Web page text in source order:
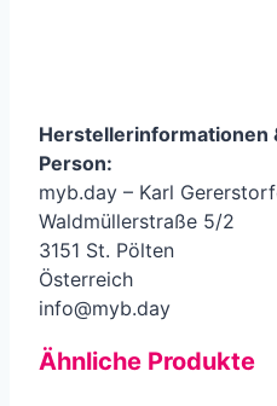
Herstellerinformationen
Person:
myb.day – Karl
Waldmüllerstraße 5/2
3151 St. Pölten
Österreich
info@myb.day
Ähnliche Produkte